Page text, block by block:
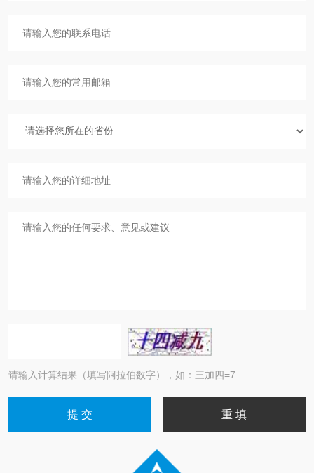
请输入计算结果（填写阿拉伯数字），如：三加四=7